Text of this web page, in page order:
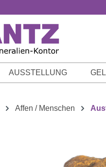
AUSSTELLUNG
Affen / Menschen